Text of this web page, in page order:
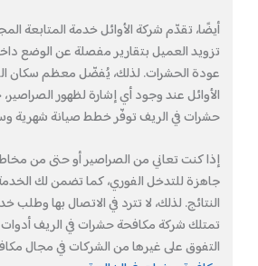
أيضًا، تقدّم شركة الأوائل خدمة المتابعة
تزويد العميل بتقارير مفصلة عن الوضع
عودة الحشرات. لذلك، يُفضّل معظم سكان
الأوائل عند وجود أي إشارة لظهور
حشرات في الريف توفّر خطط صيانة شهرية
إذا كنت تعاني من الصراصير أو حتى من
جاهزة للتدخل الفوري، كما تضمن لك
النتائج. لذلك، لا تترد في الاتصال بها وطلب
تمتلك شركة مكافحة حشرات في الريف أدوات
التفوق على غيرها من الشركات في مجال